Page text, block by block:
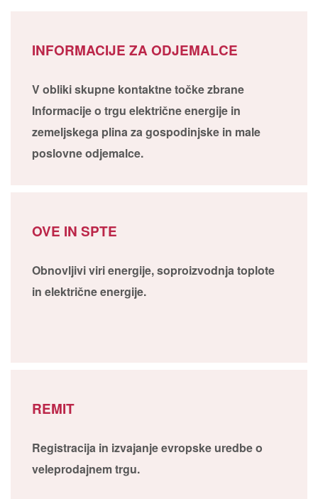
INFORMACIJE ZA ODJEMALCE
V obliki skupne kontaktne točke zbrane
Informacije o trgu električne energije in
zemeljskega plina za gospodinjske in male
poslovne odjemalce.
OVE IN SPTE
Obnovljivi viri energije, soproizvodnja toplote
in električne energije.
REMIT
Registracija in izvajanje evropske uredbe o
veleprodajnem trgu.